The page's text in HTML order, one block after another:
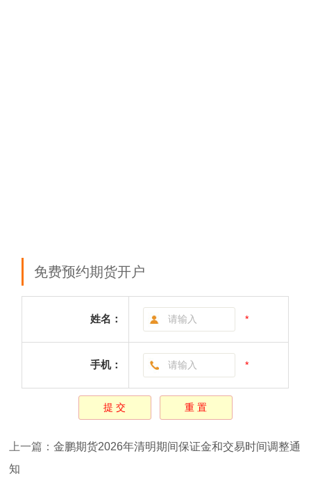
免费预约期货开户
姓名： *
手机： *
上一篇：金鹏期货2026年清明期间保证金和交易时间调整通
知